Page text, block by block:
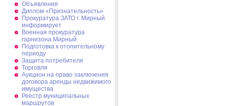
Объявления
Диплом «Признательность»
Прокуратура ЗАТО г. Мирный
информирует
Военная прокуратура
гарнизона Мирный
Подготовка к отопительному
периоду
Защита потребителя
Торговля
Аукцион на право заключения
договора аренды недвижимого
имущества
Реестр муниципальных
маршрутов